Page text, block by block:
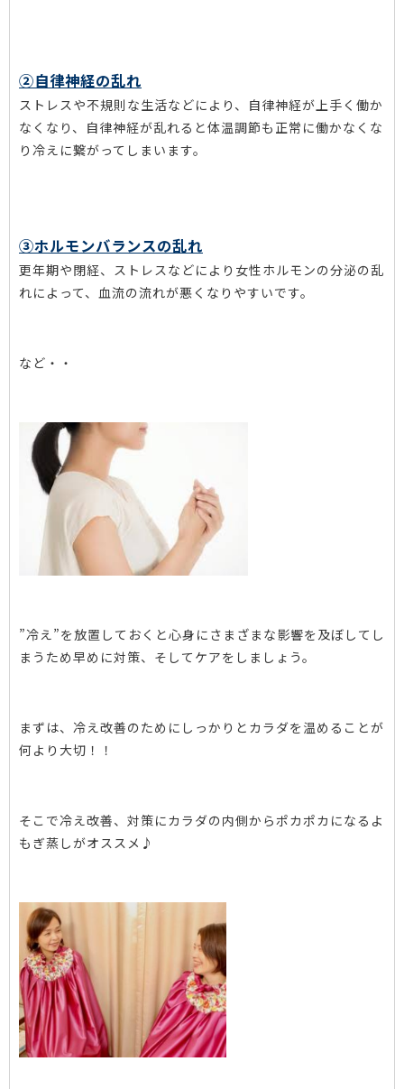
②自律神経の乱れ
ストレスや不規則な生活などにより、自律神経が上手く働か
なくなり、自律神経が乱れると体温調節も正常に働かなくな
り冷えに繋がってしまいます。
③ホルモンバランスの乱れ
更年期や閉経、ストレスなどにより女性ホルモンの分泌の乱
れによって、血流の流れが悪くなりやすいです。
など・・
”冷え”を放置しておくと心身にさまざまな影響を及ぼしてし
まうため早めに対策、そしてケアをしましょう。
まずは、冷え改善のためにしっかりとカラダを温めることが
何より大切！！
そこで冷え改善、対策にカラダの内側からポカポカになるよ
もぎ蒸しがオススメ♪